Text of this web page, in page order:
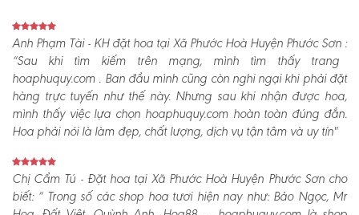
Anh Phạm Tài - KH đặt hoa tại Xã Phước Hoà Huyện Phước Sơn :
“Sau khi tìm kiếm trên mạng, mình tìm thấy trang
hoaphuquy.com . Ban đầu mình cũng còn nghi ngại khi phải đặt
hàng trực tuyến như thế này. Nhưng sau khi nhận được hoa,
mình thấy việc lựa chọn hoaphuquy.com hoàn toàn đúng đắn.
Hoa phải nói là làm đẹp, chất lượng, dịch vụ tận tâm và uy tín"
Chị Cẩm Tú - Đặt hoa tại Xã Phước Hoà Huyện Phước Sơn cho
biết:“ Trong số các shop hoa tươi hiện nay như: Bảo Ngọc, Mr